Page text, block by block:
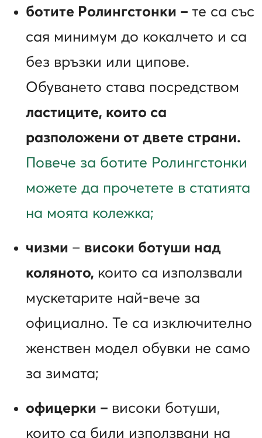
ботите Ролингстонки – те са със
сая минимум до кокалчето и са
без връзки или ципове.
Обуването става посредством
ластиците, които са
разположени от двете страни.
Повече за ботите Ролингстонки
можете да прочетете в статията
на моята колежка;
чизми – високи ботуши над
коляното, които са използвали
мускетарите най-вече за
официално. Те са изключително
женствен модел обувки не само
за зимата;
офицерки – високи ботуши,
които са били използвани на